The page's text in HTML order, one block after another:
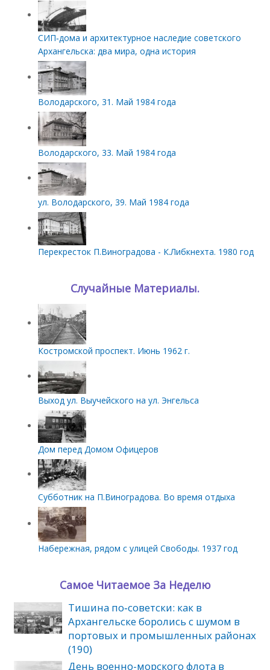
СИП‑дома и архитектурное наследие советского
Архангельска: два мира, одна история
Володарского, 31. Май 1984 года
Володарского, 33. Май 1984 года
ул. Володарского, 39. Май 1984 года
Перекресток П.Виноградова - К.Либкнехта. 1980 год
Случайные Материалы.
Костромской проспект. Июнь 1962 г.
Выход ул. Выучейского на ул. Энгельса
Дом перед Домом Офицеров
Субботник на П.Виноградова. Во время отдыха
Набережная, рядом с улицей Свободы. 1937 год
Самое Читаемое За Неделю
Тишина по‑советски: как в
Архангельске боролись с шумом в
портовых и промышленных районах
(190)
День военно-морского флота в